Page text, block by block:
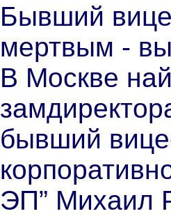
Бывший
мертвым -
В Москве
бывший
ЭП” Михаил